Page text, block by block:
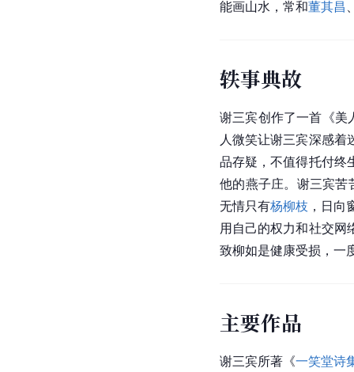
能画山水，常和董其昌
轶事典故
谢三宾创作了一首《美
人微笑让谢三宾深感
品存疑，不值得托付终
他的燕子庄。谢三宾苦
无情只有杨柳枝 ，日
用自己的权力和社交网
致柳如是健康受损，一
主要作品
谢三宾所著《一笑堂诗